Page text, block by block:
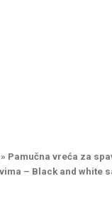
» Pamučna vreća za
– Black and white